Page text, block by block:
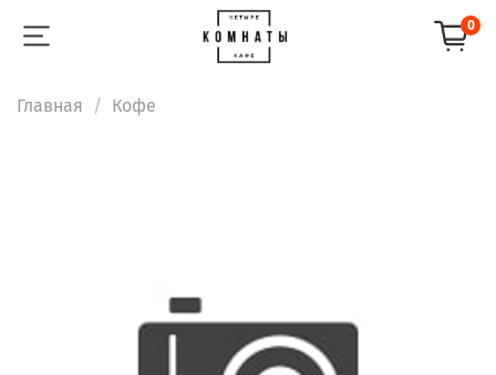
0
Главная Кофе